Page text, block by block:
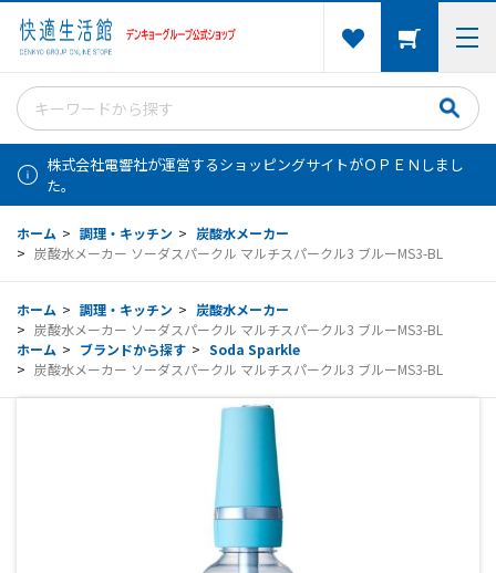
株式会社電響社が運営するショッピングサイトがＯＰＥＮしまし
た。
ホーム > 調理・キッチン > 炭酸水メーカー
> 炭酸水メーカー ソーダスパークル マルチスパークル3 ブルーMS3-BL
ホーム > 調理・キッチン > 炭酸水メーカー
> 炭酸水メーカー ソーダスパークル マルチスパークル3 ブルーMS3-BL
ホーム > ブランドから探す > Soda Sparkle
> 炭酸水メーカー ソーダスパークル マルチスパークル3 ブルーMS3-BL